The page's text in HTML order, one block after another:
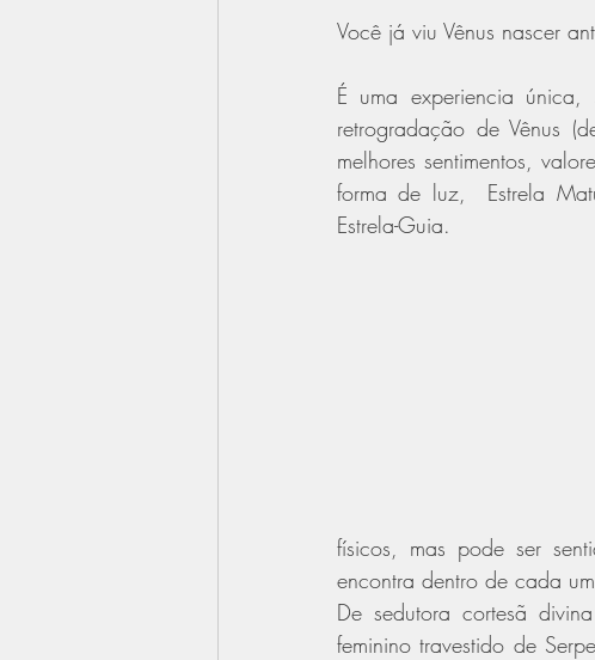
Você já viu Vênus nascer
É uma experiencia
retrogradação de Vênus
melhores sentimentos,
forma de luz,  Estrela
Estrela-Guia.
físicos, mas pode ser
encontra dentro de cada
De sedutora cortesã
feminino travestido de